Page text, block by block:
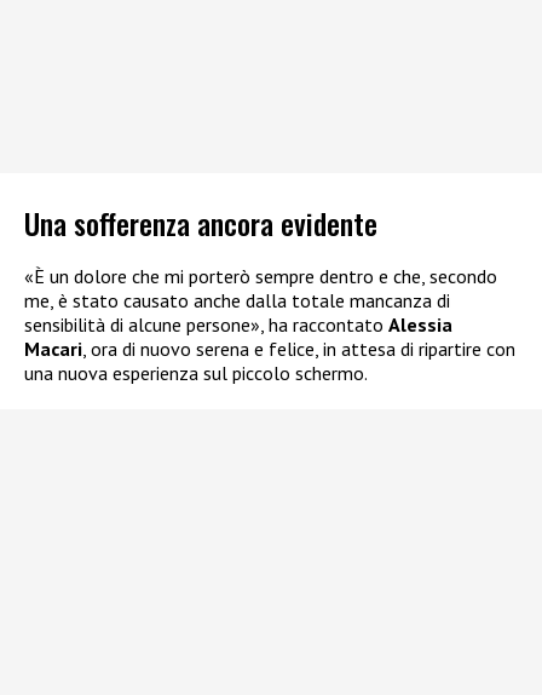
Una sofferenza ancora evidente
«È un dolore che mi porterò sempre dentro e che, secondo
me, è stato causato anche dalla totale mancanza di
sensibilità di alcune persone», ha raccontato Alessia
Macari , ora di nuovo serena e felice, in attesa di ripartire con
una nuova esperienza sul piccolo schermo.